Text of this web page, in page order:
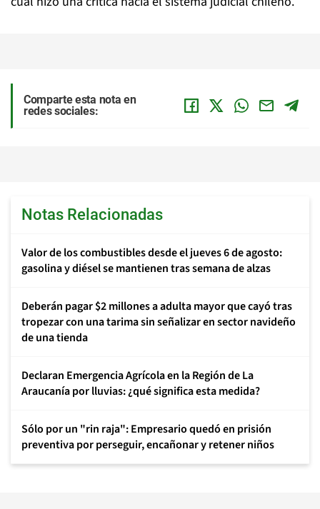
Comparte esta nota en
redes sociales:
Notas Relacionadas
Valor de los combustibles desde el jueves 6 de agosto:
gasolina y diésel se mantienen tras semana de alzas
Deberán pagar $2 millones a adulta mayor que cayó tras
tropezar con una tarima sin señalizar en sector navideño
de una tienda
Declaran Emergencia Agrícola en la Región de La
Araucanía por lluvias: ¿qué significa esta medida?
Sólo por un "rin raja": Empresario quedó en prisión
preventiva por perseguir, encañonar y retener niños